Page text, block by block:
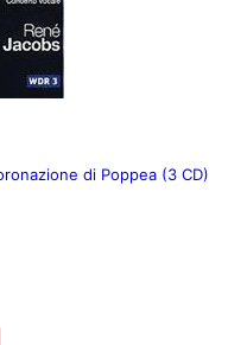
di Poppea (3 CD)